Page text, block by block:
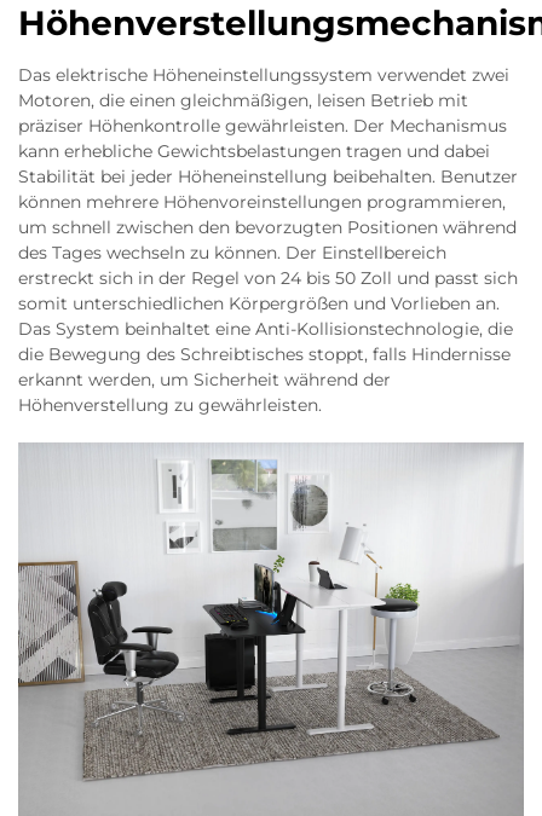
Das elektrische Höheneinstellungssystem verwendet zwei
Motoren, die einen gleichmäßigen, leisen Betrieb mit
präziser Höhenkontrolle gewährleisten. Der Mechanismus
kann erhebliche Gewichtsbelastungen tragen und dabei
Stabilität bei jeder Höheneinstellung beibehalten. Benutzer
können mehrere Höhenvoreinstellungen programmieren,
um schnell zwischen den bevorzugten Positionen während
des Tages wechseln zu können. Der Einstellbereich
erstreckt sich in der Regel von 24 bis 50 Zoll und passt sich
somit unterschiedlichen Körpergrößen und Vorlieben an.
Das System beinhaltet eine Anti-Kollisionstechnologie, die
die Bewegung des Schreibtisches stoppt, falls Hindernisse
erkannt werden, um Sicherheit während der
Höhenverstellung zu gewährleisten.